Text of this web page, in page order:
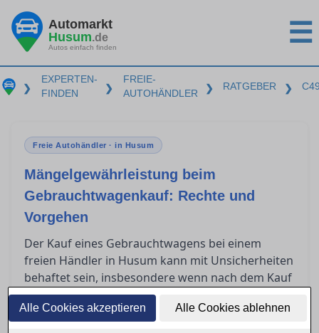
Alle Cookies akzeptieren Alle Cookies ablehnen
Automarkt
Husum.de
Autos einfach finden ☰
❯
EXPERTEN-
FINDEN
❯
FREIE-
AUTOHÄNDLER
❯ RATGEBER ❯
Freie Autohändler · in Husum
Mängelgewährleistung beim
Gebrauchtwagenkauf: Rechte und
Vorgehen
Der Kauf eines Gebrauchtwagens bei einem
freien Händler in Husum kann mit Unsicherheiten
behaftet sein, insbesondere wenn nach dem Kauf
Mängel auftreten. Gewerbliche Verkäufer sind
jedoch gesetzlich zur Mängelgewährleistung